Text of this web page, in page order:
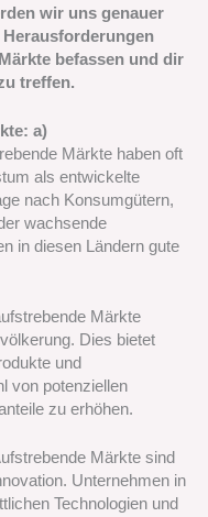
wir uns genauer
befassen und dir
treffen.
a)
Märkte haben oft
als entwickelte
nach Konsumgütern,
wachsende
in diesen Ländern gute
Märkte
Dies bietet
und
von potenziellen
zu erhöhen.
Märkte sind
Unternehmen in
Technologien und